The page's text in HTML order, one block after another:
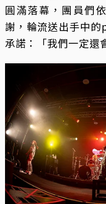
圓滿落幕，團員們
謝，輪流送出手中
承諾：「我們一定還